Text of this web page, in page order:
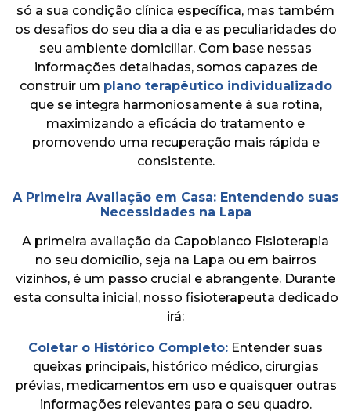
só a sua condição clínica específica, mas também
os desafios do seu dia a dia e as peculiaridades do
seu ambiente domiciliar. Com base nessas
informações detalhadas, somos capazes de
construir um plano terapêutico individualizado
que se integra harmoniosamente à sua rotina,
maximizando a eficácia do tratamento e
promovendo uma recuperação mais rápida e
consistente.
A Primeira Avaliação em Casa: Entendendo suas
Necessidades na Lapa
A primeira avaliação da Capobianco Fisioterapia
no seu domicílio, seja na Lapa ou em bairros
vizinhos, é um passo crucial e abrangente. Durante
esta consulta inicial, nosso fisioterapeuta dedicado
irá:
Coletar o Histórico Completo: Entender suas
queixas principais, histórico médico, cirurgias
prévias, medicamentos em uso e quaisquer outras
informações relevantes para o seu quadro.